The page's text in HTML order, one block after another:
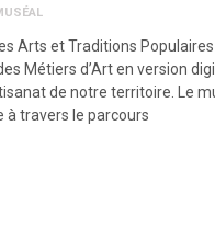
Arts et Traditions
Métiers d’Art en version
de notre territoire. Le
à travers le parcours